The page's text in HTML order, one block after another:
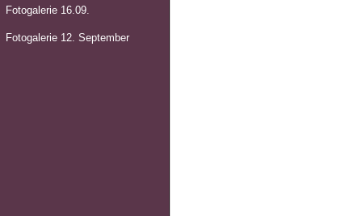
Fotogalerie 16.09.
Fotogalerie 12. September